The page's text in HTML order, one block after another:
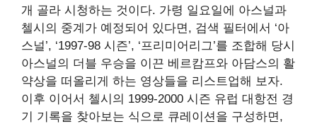
개 골라 시청하는 것이다. 가령 일요일에 아스널과
첼시의 중계가 예정되어 있다면, 검색 필터에서 ‘아
스널’, ‘1997-98 시즌’, ‘프리미어리그’를 조합해 당시
아스널의 더블 우승을 이끈 베르캄프와 아담스의 활
약상을 떠올리게 하는 영상들을 리스트업해 보자.
이후 이어서 첼시의 1999-2000 시즌 유럽 대항전 경
기 기록을 찾아보는 식으로 큐레이션을 구성하면,